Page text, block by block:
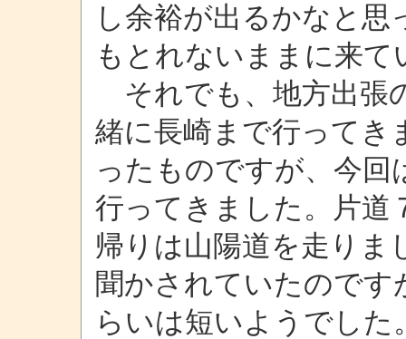
し余裕が出るかなと
もとれないままに来て
それでも、地方出張
緒に長崎まで行ってき
ったものですが、今回
行ってきました。片道
帰りは山陽道を走りま
聞かされていたのです
らいは短いようでした